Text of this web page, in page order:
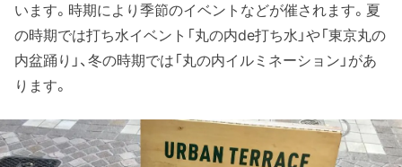
います。時期により季節のイベントなどが催されます。夏
の時期では打ち水イベント「丸の内de打ち水」や「東京丸の
内盆踊り」、冬の時期では「丸の内イルミネーション」があ
ります。